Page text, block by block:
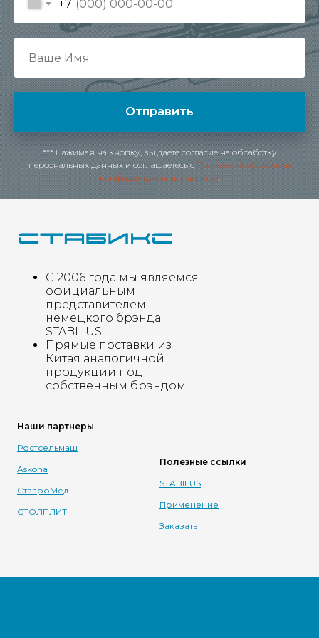
+7
Отправить
*** Нажимая на кнопку, вы даете согласие на обработку
персональных данных и соглашаетесь c Политикой обработки
конфиденциальных данных.
С 2006 года мы являемся
официальным
представителем
немецкого брэнда
STABILUS.
Прямые поставки из
Китая аналогичной
продукции под
собственным брэндом.
Наши партнеры
Ростсельмаш
Askona
СтавроМед
СТОЛПЛИТ
Полезные ссылки
STABILUS
Применение
Заказать